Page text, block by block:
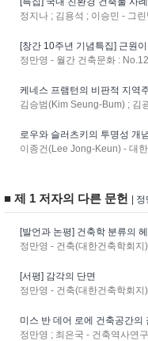
정지나 ; 김용석 ; 이승민 - 그
[창간 10주년 기념특집] 근원
정만영 - 월간 건축문화 :
케네스 프램턴의 비판적 지역
김승범(Kim Seung-Bum) ; 김
로우와 슬러츠키의 투명성 개
이종건(Lee Jong-Keun) - 대
■ 제 1 저자의 다른 문헌 |
[발언과 논평] 건축학 분류의
정만영 - 건축(대한건축학회
[서평] 감각의 단면
정만영 - 건축(대한건축학회
미스 반 데어 로에 건축공간의
정만영 ; 최은국 - 건축역사연